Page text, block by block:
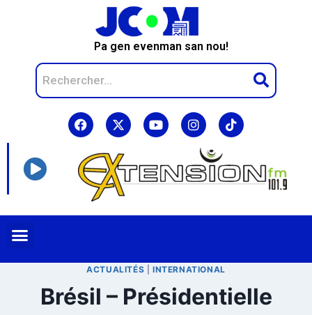
Pa gen evenman san nou!
ACTUALITÉS INTERNATIONAL
Brésil – Présidentielle